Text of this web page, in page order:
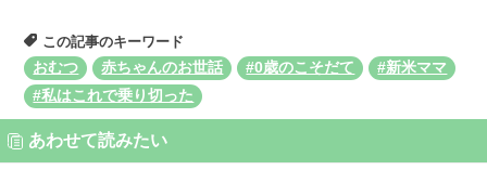
この記事のキーワード
おむつ
赤ちゃんのお世話 #0歳のこそだて
#新米ママ
#私はこれで乗り切った
あわせて読みたい